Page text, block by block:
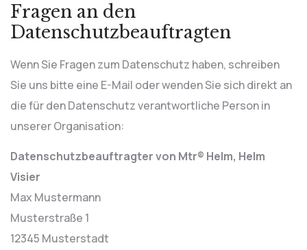
Fragen an den
Datenschutzbeauftragten
Wenn Sie Fragen zum Datenschutz haben, schreiben
Sie uns bitte eine E-Mail oder wenden Sie sich direkt an
die für den Datenschutz verantwortliche Person in
unserer Organisation:
Datenschutzbeauftragter von Mtr® Helm, Helm
Visier
Max Mustermann
Musterstraße 1
12345 Musterstadt